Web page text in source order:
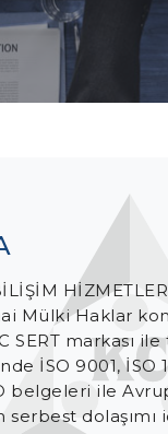
Mülki Haklar
SERT markası
İSO 9001, İSO
belgeleri ile
serbest